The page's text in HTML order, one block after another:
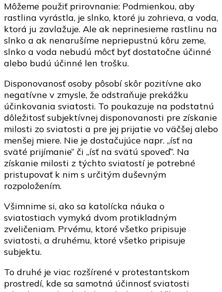
Môžeme použiť prirovnanie: Podmienkou, aby
rastlina vyrástla, je slnko, ktoré ju zohrieva, a voda,
ktorá ju zavlažuje. Ale ak neprinesieme rastlinu na
slnko a ak nenarušíme nepriepustnú kôru zeme,
slnko a voda nebudú môcť byť dostatočne účinné
alebo budú účinné len trošku.
Disponovanosť osoby pôsobí skôr pozitívne ako
negatívne v zmysle, že odstraňuje prekážku
účinkovania sviatosti. To poukazuje na podstatnú
dôležitosť subjektívnej disponovanosti pre získanie
milosti zo sviatosti a pre jej prijatie vo väčšej alebo
menšej miere. Nie je dostačujúce napr. „ísť na
sväté prijímanie“ či „ísť na svätú spoveď“. Na
získanie milosti z týchto sviatostí je potrebné
pristupovať k nim s určitým duševným
rozpoložením.
Všimnime si, ako sa katolícka náuka o
sviatostiach vymyká dvom protikladným
zveličeniam. Prvému, ktoré všetko pripisuje
sviatosti, a druhému, ktoré všetko pripisuje
subjektu.
To druhé je viac rozšírené v protestantskom
prostredí, kde sa samotná účinnosť sviatosti